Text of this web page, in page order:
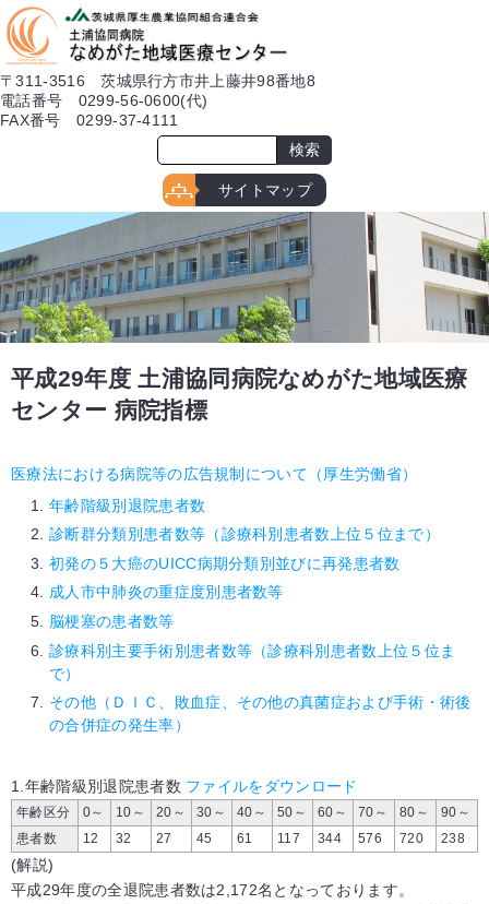
本文へ
〒311-3516 茨城県行方市井上藤井98番地8
電話番号 0299-56-0600(代)
FAX番号 0299-37-4111
サイトマップ
平成29年度 土浦協同病院なめがた地域医療
センター 病院指標
医療法における病院等の広告規制について（厚生労働省）
年齢階級別退院患者数
診断群分類別患者数等（診療科別患者数上位５位まで）
初発の５大癌のUICC病期分類別並びに再発患者数
成人市中肺炎の重症度別患者数等
脳梗塞の患者数等
診療科別主要手術別患者数等（診療科別患者数上位５位ま
で）
その他（ＤＩＣ、敗血症、その他の真菌症および手術・術後
の合併症の発生率）
1.年齢階級別退院患者数 ファイルをダウンロード
年齢区分 0～ 10～ 20～ 30～ 40～ 50～ 60～ 70～ 80～
90～
患者数
12 32 27 45 61 117 344 576 720 238
(解説)
平成29年度の全退院患者数は2,172名となっております。